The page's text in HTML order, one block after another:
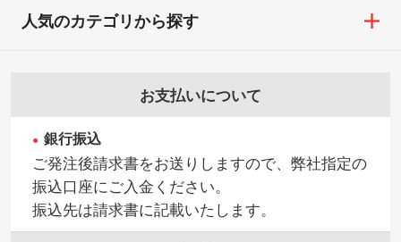
お支払いについて
銀行振込
ご発注後請求書をお送りしますので、弊社指定の
振込口座にご入金ください。
振込先は請求書に記載いたします。
人気のカテゴリから探す